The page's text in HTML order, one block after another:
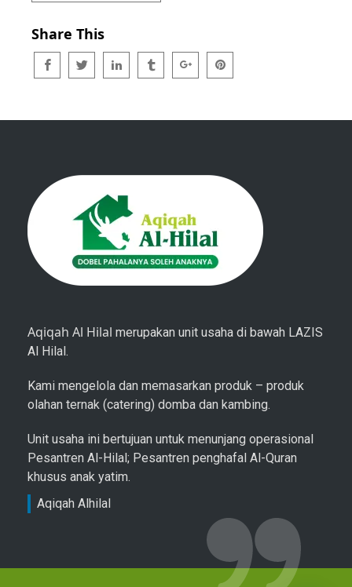
Share This
Aqiqah Al Hilal merupakan unit usaha di bawah LAZIS
Al Hilal.
Kami mengelola dan memasarkan produk – produk
olahan ternak (catering) domba dan kambing.
Unit usaha ini bertujuan untuk menunjang operasional
Pesantren Al-Hilal; Pesantren penghafal Al-Quran
khusus anak yatim.
Aqiqah Alhilal